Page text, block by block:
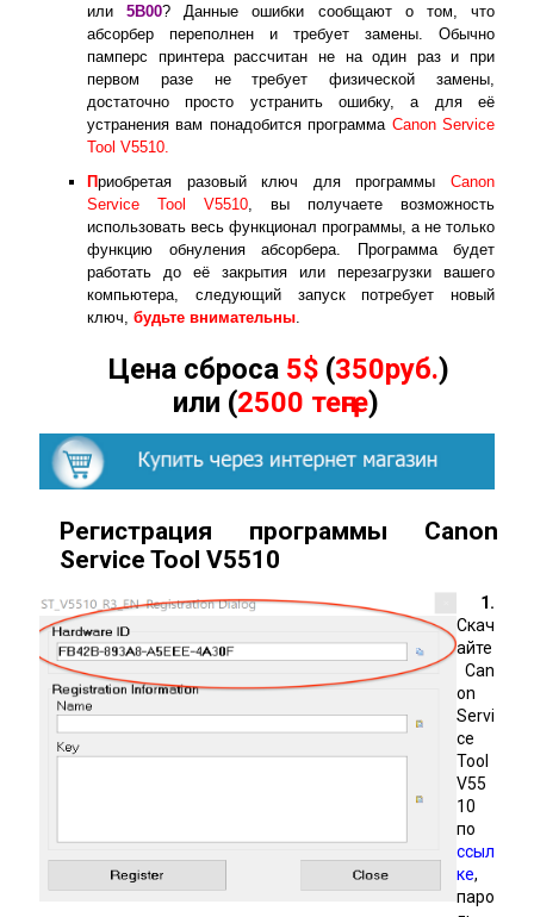
или5B00? Данные ошибки сообщают о том, что
абсорбер переполнен и требует замены. Обычно
памперс принтера рассчитан не на один раз и при
первом разе не требует физической замены,
достаточно просто устранить ошибку, а для её
устранения вам понадобится программа Canon Service
Tool V5510.
Приобретая разовый ключ для программы Canon
Service Tool V5510 , вы получаете возможность
использовать весь функционал программы, а не только
функцию обнуления абсорбера. Программа будет
работать до её закрытия или перезагрузки вашего
компьютера, следующий запуск потребует новый
ключ, будьте внимательны
Цена сброса 5$ (350руб.)
или (2500 теңге)
Регистрация программы Canon
Service Tool V5510
1.
Скач
айте
Can
on
Servi
ce
Tool
V55
10
по
ссыл
ке,
паро